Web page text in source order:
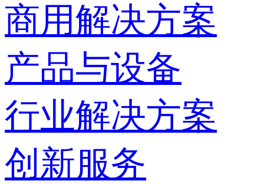
商用解决方案
产品与设备
行业解决方案
创新服务